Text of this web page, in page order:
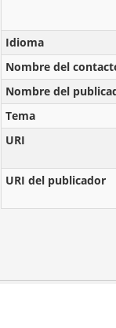
Idioma
Nombre del
Nombre del
Tema
URI
URI del publicador